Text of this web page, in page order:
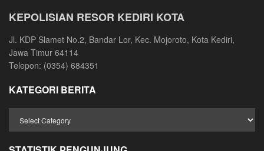
KEPOLISIAN RESOR KEDIRI KOTA
Jl. KDP Slamet No.2, Bandar Lor, Kec. Mojoroto, Kota Kediri,
Jawa Timur 64114
Telepon: (0354) 684351
KATEGORI BERITA